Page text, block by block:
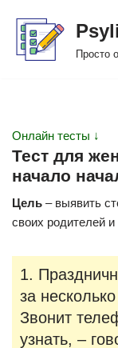
Перейти
Просто
Онлайн тесты ↓
Тест для
начало
Цель – выявить
своих родителей
1.
за
Звонит
узнать, –